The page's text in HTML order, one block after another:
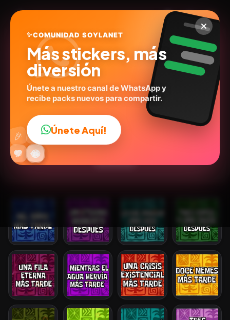
Unas horas después⏳✨
@anabelle_stickers
15stickers 💬Frases Expresiones
😎
😂
🔥
💬
❤️ ✨
🤩
😜
🎉 👍
✨COMUNIDAD SOYLANET
Más stickers, más
diversión
Únete a nuestro canal de WhatsApp y
recibe packs nuevos para compartir.
Únete Aquí!